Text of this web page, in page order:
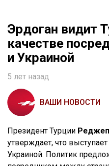
Эрдоган видит
качестве
и Украиной
5 лет назад
ВАШИ НОВОСТИ
Президент Турции
утверждает, что
Украиной. Политик